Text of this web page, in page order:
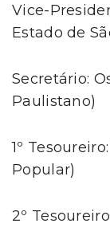
Vice-
Estado de
Secretário:
Paulistano)
1º
Popular)
2º